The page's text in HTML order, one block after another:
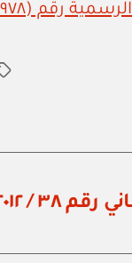
الصادر في ٧ / ٧ / ٢٠١٢م
العمانية